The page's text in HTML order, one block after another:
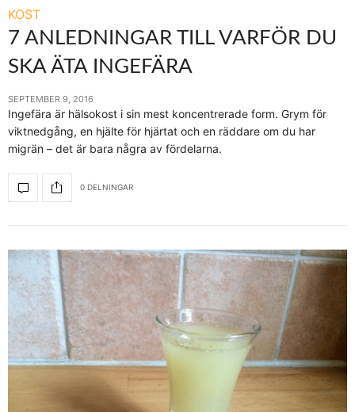
KOST
7 ANLEDNINGAR TILL VARFÖR DU
SKA ÄTA INGEFÄRA
SEPTEMBER 9, 2016
Ingefära är hälsokost i sin mest koncentrerade form. Grym för
viktnedgång, en hjälte för hjärtat och en räddare om du har
migrän – det är bara några av fördelarna.
0 DELNINGAR